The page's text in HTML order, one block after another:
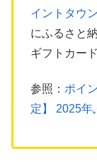
イントタウン
にふるさと
ギフトカー
参照： ポイ
定】 2025年